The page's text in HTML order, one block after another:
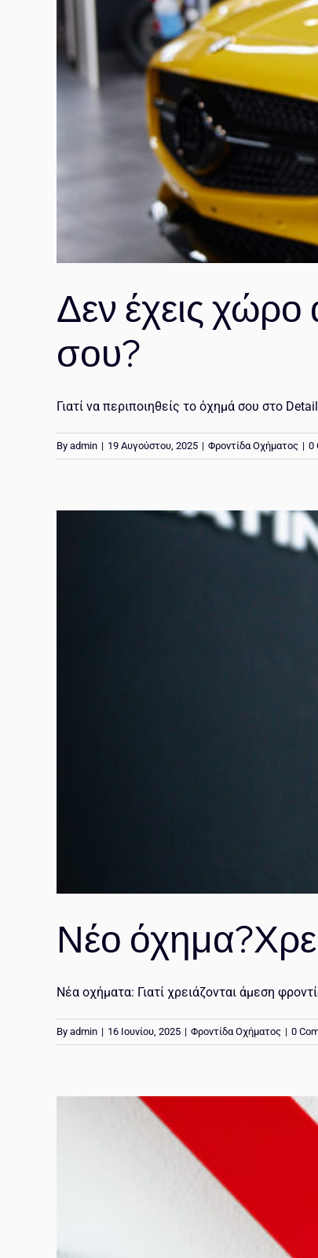
Δεν έχεις χώρο
σου?
Γιατί να περιποιηθείς το όχημά σου στο
By admin | 19 Αυγούστου, 2025 | Φροντίδα Οχήματος | 0
Νέο
Νέα οχήματα: Γιατί χρειάζονται άμεση
By admin | 16 Ιουνίου, 2025 | Φροντίδα Οχήματος | 0